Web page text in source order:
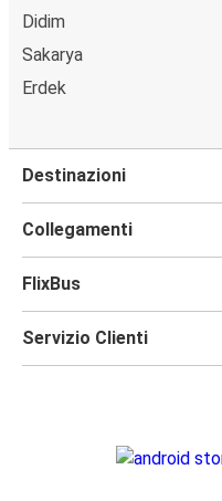
Didim
Sakarya
Erdek
Destinazioni
Collegamenti
FlixBus
Servizio Clienti